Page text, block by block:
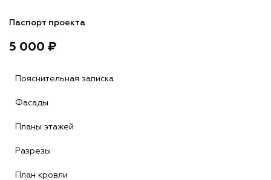
Паспорт проекта
5 000 ₽
Пояснительная записка
Фасады
Планы этажей
Разрезы
План кровли